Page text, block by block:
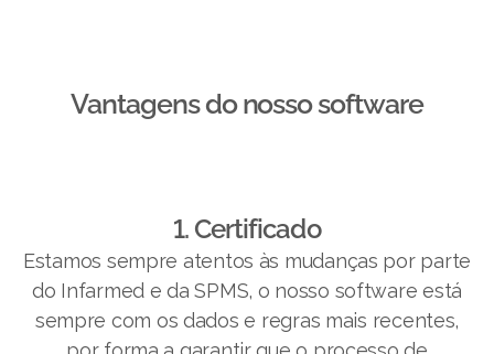
Vantagens do nosso software​
1. Certificado
Estamos sempre atentos às mudanças por parte
do Infarmed e da SPMS, o nosso software está
sempre com os dados e regras mais recentes,